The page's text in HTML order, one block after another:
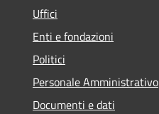
Uffici
Enti e fondazioni
Politici
Personale Amministrativo
Documenti e dati